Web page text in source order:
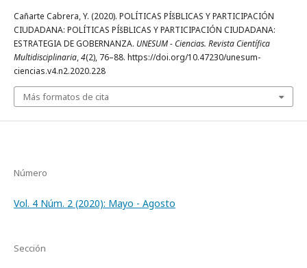
Cañarte Cabrera, Y. (2020). POLÍTICAS PÍšBLICAS Y PARTICIPACIÓN
CIUDADANA: POLÍTICAS PÍšBLICAS Y PARTICIPACIÓN CIUDADANA:
ESTRATEGIA DE GOBERNANZA. UNESUM - Ciencias. Revista Científica
Multidisciplinaria,4(2), 76–88. https://doi.org/10.47230/unesum-
ciencias.v4.n2.2020.228
Más formatos de cita
Número
Vol. 4 Núm. 2 (2020): Mayo - Agosto
Sección